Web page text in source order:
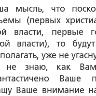
мысль, что
(первых
власти, первые
власти), то
уже не
не знаю, как Вам
Ваше
Ваше внимание на